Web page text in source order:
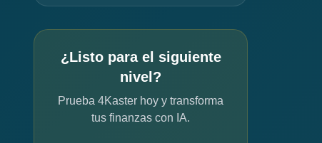
¿Listo para el siguiente
nivel?
Prueba 4Kaster hoy y transforma
tus finanzas con IA.